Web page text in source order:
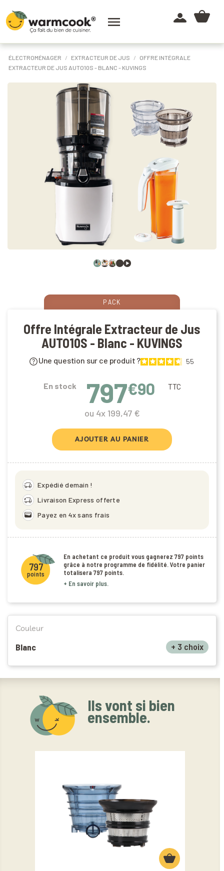

ÉLECTROMÉNAGER EXTRACTEUR DE JUS
OFFRE INTÉGRALE
EXTRACTEUR DE JUS AUTO10S - BLANC - KUVINGS
PACK
Offre Intégrale Extracteur de Jus
AUTO10S - Blanc - KUVINGS
Une question sur ce produit ? 55
En stock 797€90 TTC
ou 4x 199,47 €
AJOUTER AU PANIER
delivery_truck_speed Expédié demain !
delivery_truck_bolt Livraison Express offerte
wallet Payez en 4x sans frais
797
points
En achetant ce produit vous gagnerez 797 points
grâce à notre programme de fidélité. Votre panier
totalisera 797 points.
+ En savoir plus.
Couleur
Blanc + 3 choix
Ils vont si bien
ensemble.